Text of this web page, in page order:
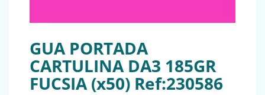
GUA PORTADA
CARTULINA DA3 185GR
FUCSIA (x50) Ref:230586